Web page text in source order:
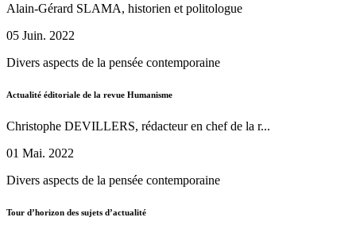
Alain-Gérard SLAMA, historien et politologue
05 Juin. 2022
Divers aspects de la pensée contemporaine
Actualité éditoriale de la revue Humanisme
Christophe DEVILLERS, rédacteur en chef de la r...
01 Mai. 2022
Divers aspects de la pensée contemporaine
Tour d’horizon des sujets d’actualité